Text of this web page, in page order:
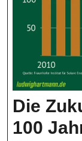
Die
100